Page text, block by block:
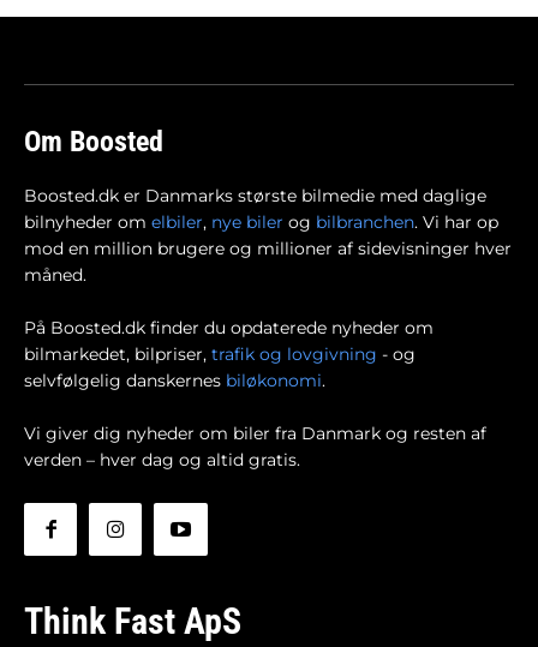
Om Boosted
Boosted.dk er Danmarks største bilmedie med daglige
bilnyheder om elbiler, nye biler og bilbranchen. Vi har op
mod en million brugere og millioner af sidevisninger hver
måned.
På Boosted.dk finder du opdaterede nyheder om
bilmarkedet, bilpriser, trafik og lovgivning - og
selvfølgelig danskernes biløkonomi.
Vi giver dig nyheder om biler fra Danmark og resten af
verden – hver dag og altid gratis.
Think Fast ApS